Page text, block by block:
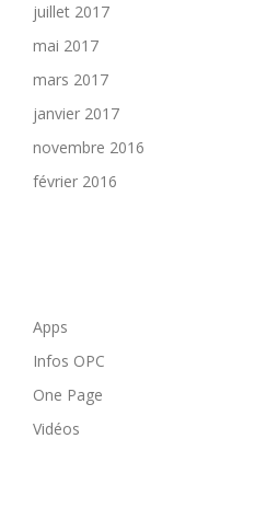
juillet 2017
mai 2017
mars 2017
janvier 2017
novembre 2016
février 2016
Apps
Infos OPC
One Page
Vidéos